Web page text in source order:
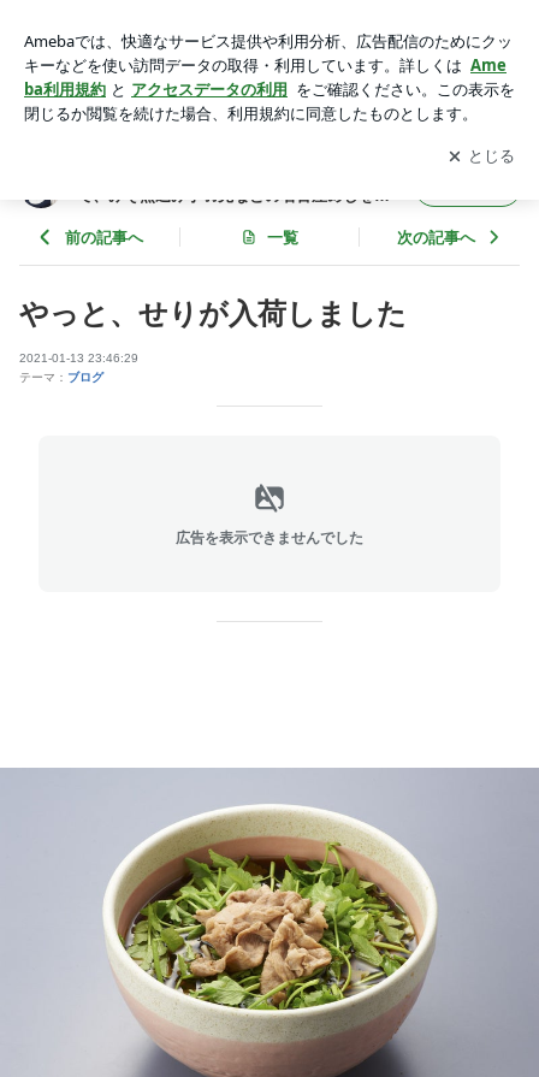
いたま市南区で、みそ煮込み手羽先などの名古屋めしをご用意
している愛知家のおかみブログ
アプリをダウンロードして ブログの更新通知
を受け取りまし
ょう。
開く
で、みそ煮込み手羽先などの名古屋めしをご
前の記事へ 一覧 次の記事へ
やっと、せりが入荷しました
2021-01-13 23:46:29
テーマ： ブログ
広告を表示できませんでした